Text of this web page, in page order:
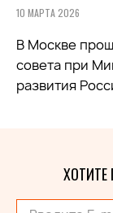
10 МАРТА 2026
В Москве
совета при
развития